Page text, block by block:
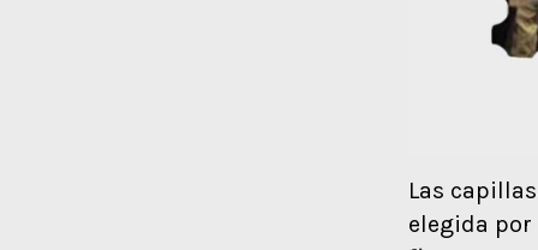
Las
elegida